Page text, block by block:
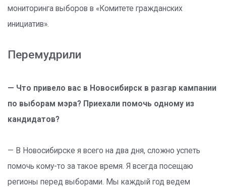
мониторинга выборов в «Комитете гражданских
инициатив».
Перемудрили
— Что привело вас в Новосибирск в разгар кампании
по выборам мэра? Приехали помочь одному из
кандидатов?
— В Новосибирске я всего на два дня, сложно успеть
помочь кому-то за такое время. Я всегда посещаю
регионы перед выборами. Мы каждый год ведем